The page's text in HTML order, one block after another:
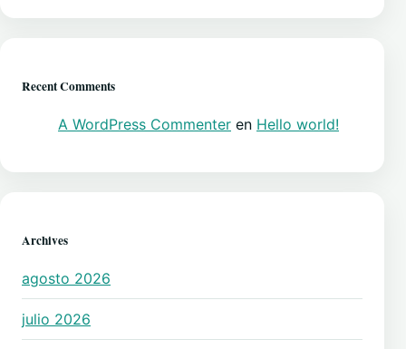
Recent Comments
A WordPress Commenter en Hello world!
Archives
agosto 2026
julio 2026